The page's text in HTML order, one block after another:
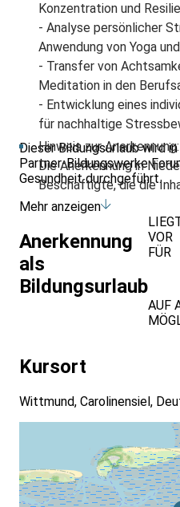
Konzentration und
- Analyse persönlicher
Anwendung von Yoga
- Transfer von
Meditation in den
- Entwicklung eines
für nachhaltige
Hinweis zur Anerkennung:
Die Anerkennung in
Beschäftigte, die die
die Ausübung ihrer
benötigen und für
Veranstaltung im
ehrenamtlichen oder
benötigen. Für sonstige
Anerkennung nicht.
Dieser Bildungsurlaub wird
Partner-Bildungswerke
Gesundheit durchgeführt.
Mehr anzeigen
Anerkennung
als
Bildungsurlaub
VOR
FÜR
AUF
Kursort
Wittmund, Carolinensiel,